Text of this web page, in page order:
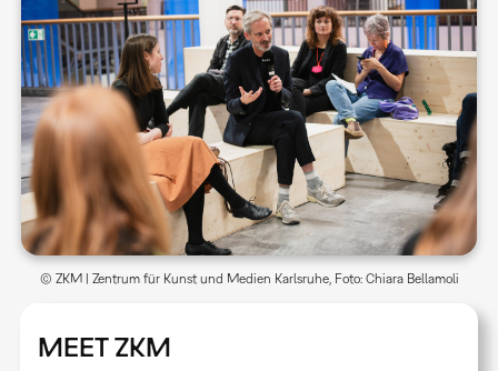
MEET ZKM
© ZKM | Zentrum für Kunst und Medien Karlsruhe, Foto: Chiara Bellamoli